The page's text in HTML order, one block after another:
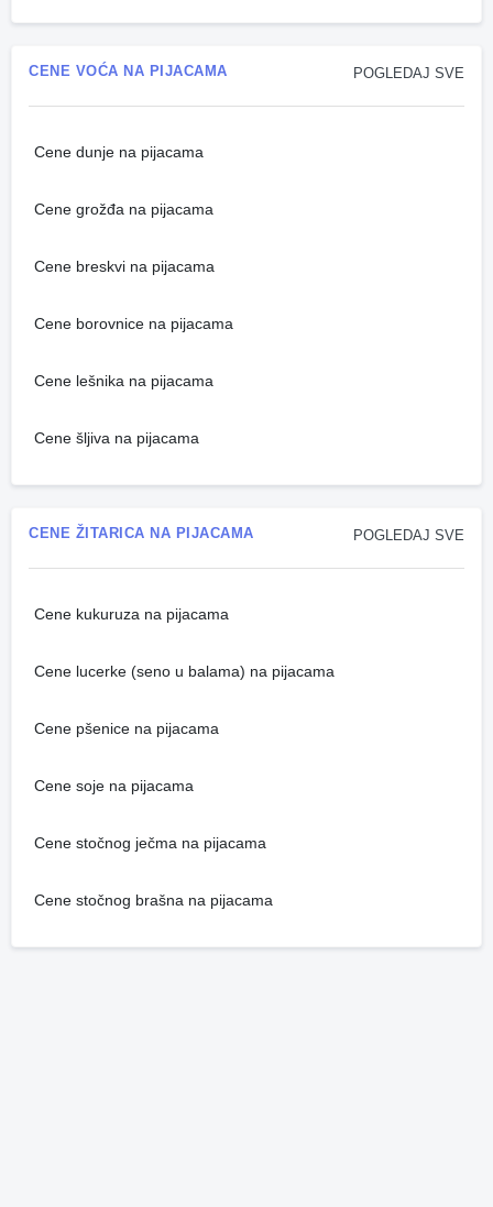
POGLEDAJ SVE
CENE VOĆA NA PIJACAMA
Cene dunje na pijacama
Cene grožđa na pijacama
Cene breskvi na pijacama
Cene borovnice na pijacama
Cene lešnika na pijacama
Cene šljiva na pijacama
POGLEDAJ SVE
CENE ŽITARICA NA PIJACAMA
Cene kukuruza na pijacama
Cene lucerke (seno u balama) na pijacama
Cene pšenice na pijacama
Cene soje na pijacama
Cene stočnog ječma na pijacama
Cene stočnog brašna na pijacama